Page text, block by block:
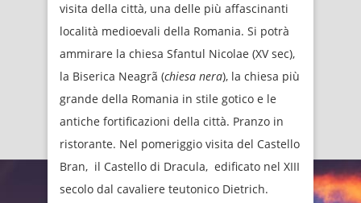
visita della città, una delle più affascinanti
località medioevali della Romania. Si potrà
ammirare la chiesa Sfantul Nicolae (XV sec),
la Biserica Neagrã (chiesa nera), la chiesa più
grande della Romania in stile gotico e le
antiche fortificazioni della città. Pranzo in
ristorante. Nel pomeriggio visita del Castello
Bran, il Castello di Dracula, edificato nel XIII
secolo dal cavaliere teutonico Dietrich.